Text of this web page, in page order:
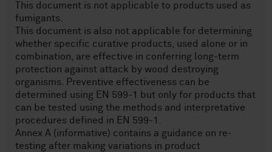
This document is not applicable to products used as
fumigants.
This document is also not applicable for determining
whether specific curative products, used alone or in
combination, are effective in conferring long-term
protection against attack by wood destroying
organisms. Preventive effectiveness can be
determined using EN 599-1 but only for products that
can be tested using the methods and interpretative
procedures defined in EN 599-1.
Annex A (informative) contains a guidance on re-
testing after making variations in product